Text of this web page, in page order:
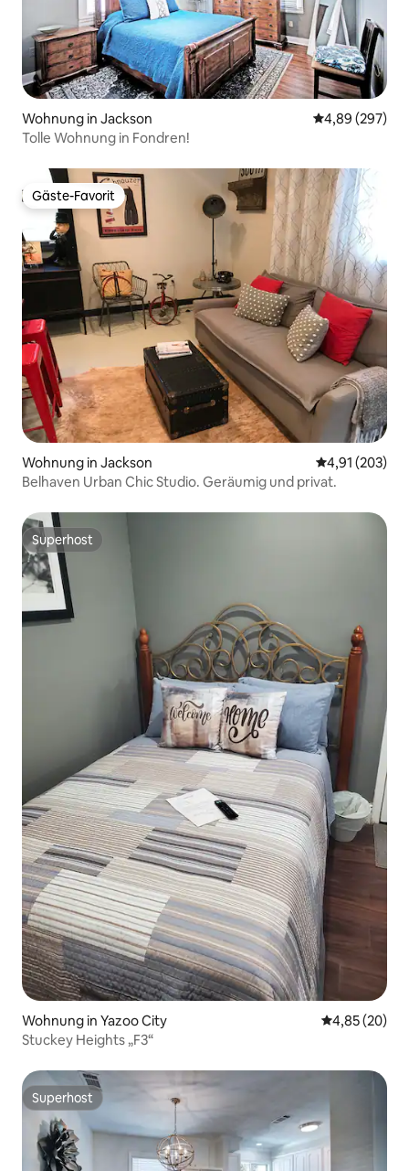
Wohnung in Jackson
4,89 (297)
Tolle Wohnung in Fondren!
Gäste-Favorit
Gäste-Favorit
Wohnung in Jackson
4,91 (203)
Belhaven Urban Chic Studio. Geräumig und privat.
Superhost
Superhost
Wohnung in Yazoo City
4,85 (20)
Stuckey Heights „F3“
Superhost
Superhost